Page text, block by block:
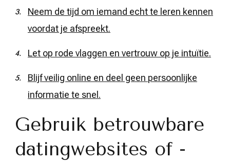
Neem de tijd om iemand echt te leren kennen
voordat je afspreekt.
Let op rode vlaggen en vertrouw op je intuïtie.
Blijf veilig online en deel geen persoonlijke
informatie te snel.
Gebruik betrouwbare
datingwebsites of -